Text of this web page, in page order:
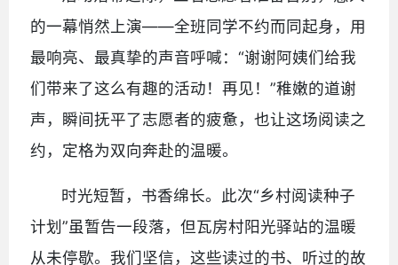
的一幕悄然上演——全班同学不约而同起身，用
最响亮、最真挚的声音呼喊：“谢谢阿姨们给我
们带来了这么有趣的活动！再见！”稚嫩的道谢
声，瞬间抚平了志愿者的疲惫，也让这场阅读之
约，定格为双向奔赴的温暖。
时光短暂，书香绵长。此次“乡村阅读种子
计划”虽暂告一段落，但瓦房村阳光驿站的温暖
从未停歇。我们坚信，这些读过的书、听过的故